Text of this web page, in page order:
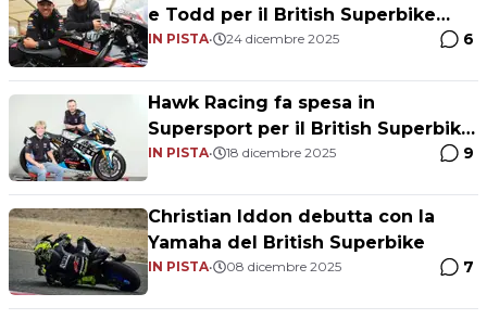
e Todd per il British Superbike
2026
IN PISTA• 24 dicembre 2025 6
Hawk Racing fa spesa in
Supersport per il British Superbike
2026
IN PISTA• 18 dicembre 2025 9
Christian Iddon debutta con la
Yamaha del British Superbike
IN PISTA• 08 dicembre 2025 7